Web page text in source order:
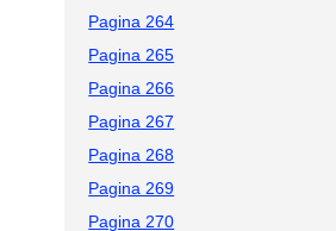
Pagina 264
Pagina 265
Pagina 266
Pagina 267
Pagina 268
Pagina 269
Pagina 270